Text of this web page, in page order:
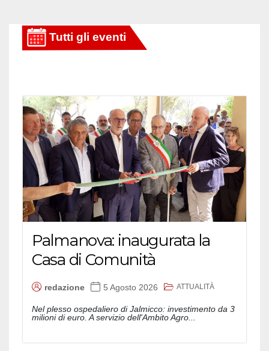
Palmanova: inaugurata la
Casa di Comunità
redazione 5 Agosto 2026 ATTUALITÀ
Nel plesso ospedaliero di Jalmicco: investimento da 3
milioni di euro. A servizio dell'Ambito Agro...